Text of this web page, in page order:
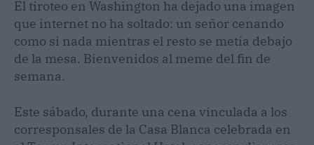
El tiroteo en Washington ha dejado una imagen
que internet no ha soltado: un señor cenando
como si nada mientras el resto se metía debajo
de la mesa. Bienvenidos al meme del fin de
semana.
Este sábado, durante una cena vinculada a los
corresponsales de la Casa Blanca celebrada en